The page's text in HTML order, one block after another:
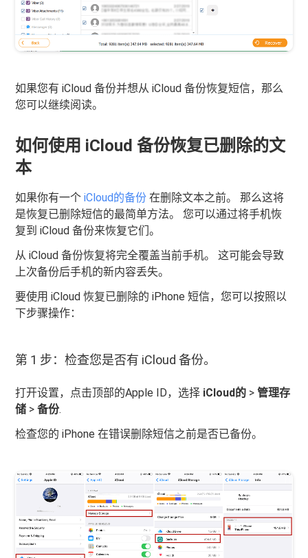
如果您有 iCloud 备份并想从 iCloud 备份恢复短信，那么
您可以继续阅读。
如何使用 iCloud 备份恢复已删除的文
本
如果你有一个iCloud的备份 在删除文本之前。 那么这将
是恢复已删除短信的最简单方法。 您可以通过将手机恢
复到 iCloud 备份来恢复它们。
从 iCloud 备份恢复将完全覆盖当前手机。 这可能会导致
上次备份后手机的新内容丢失。
要使用 iCloud 恢复已删除的 iPhone 短信，您可以按照以
下步骤操作：
第 1 步：检查您是否有 iCloud 备份。
打开设置，点击顶部的Apple ID，选择 iCloud的 >管理存
储 >备份.
检查您的 iPhone 在错误删除短信之前是否已备份。